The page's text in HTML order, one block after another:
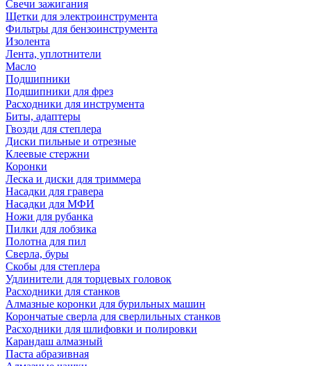
Свечи зажигания
Щетки для электроинструмента
Фильтры для бензоинструмента
Изолента
Лента, уплотнители
Масло
Подшипники
Подшипники для фрез
Расходники для инструмента
Биты, адаптеры
Гвозди для степлера
Диски пильные и отрезные
Клеевые стержни
Коронки
Леска и диски для триммера
Насадки для гравера
Насадки для МФИ
Ножи для рубанка
Пилки для лобзика
Полотна для пил
Сверла, буры
Скобы для степлера
Удлинители для торцевых головок
Расходники для станков
Алмазные коронки для бурильных машин
Корончатые сверла для сверлильных станков
Расходники для шлифовки и полировки
Карандаш алмазный
Паста абразивная